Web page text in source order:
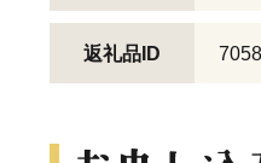
返礼品ID